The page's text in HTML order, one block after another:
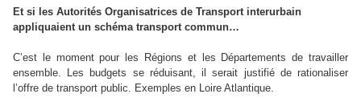
Et si les Autorités Organisatrices de Transport interurbain
appliquaient un schéma transport commun…
C’est le moment pour les Régions et les Départements de travailler
ensemble. Les budgets se réduisant, il serait justifié de rationaliser
l’offre de transport public. Exemples en Loire Atlantique.